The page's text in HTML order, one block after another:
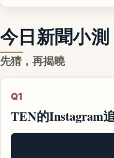
今日新聞小測
先猜，再揭曉
Q1
TEN的Instagram